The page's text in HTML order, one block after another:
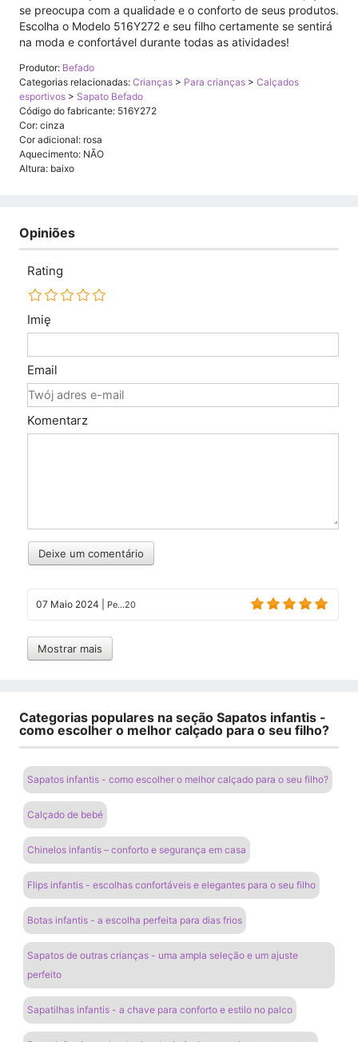
se preocupa com a qualidade e o conforto de seus produtos.
Escolha o Modelo 516Y272 e seu filho certamente se sentirá
na moda e confortável durante todas as atividades!
Produtor: Befado
Categorias relacionadas: Crianças > Para crianças > Calçados
esportivos > Sapato Befado
Código do fabricante: 516Y272
Cor: cinza
Cor adicional: rosa
Aquecimento: NÃO
Altura: baixo
Opiniões
Rating
Imię
Email
Komentarz
Deixe um comentário
07 Maio 2024 Pe...20
Mostrar mais
Categorias populares na seção Sapatos infantis -
como escolher o melhor calçado para o seu filho?
Sapatos infantis - como escolher o melhor calçado para o seu filho?
Calçado de bebé
Chinelos infantis – conforto e segurança em casa
Flips infantis - escolhas confortáveis ​​e elegantes para o seu filho
Botas infantis - a escolha perfeita para dias frios
Sapatos de outras crianças - uma ampla seleção e um ajuste
perfeito
Sapatilhas infantis - a chave para conforto e estilo no palco